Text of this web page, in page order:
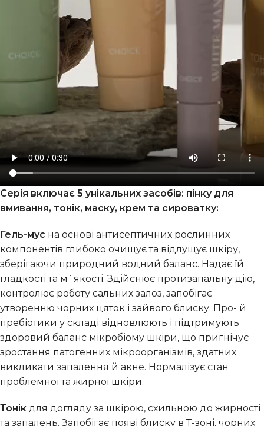
Серія включає 5 унікальних засобів: пінку для
вмивання, тонік, маску, крем та сироватку:
Гель-мус на основі антисептичних рослинних
компонентів глибоко очищує та відлущує шкіру,
зберігаючи природний водний баланс. Надає їй
гладкості та м`якості. Здійснює протизапальну дію,
контролює роботу сальних залоз, запобігає
утворенню чорних цяток і зайвого блиску. Про- й
пребіотики у складі відновлюють і підтримують
здоровий баланс мікробіому шкіри, що пригнічує
зростання патогенних мікроорганізмів, здатних
викликати запалення й акне. Нормалізує стан
проблемної та жирної шкіри.
Тонік для догляду за шкірою, схильною до жирності
та запалень. Запобігає появі блиску в Т-зоні, чорних